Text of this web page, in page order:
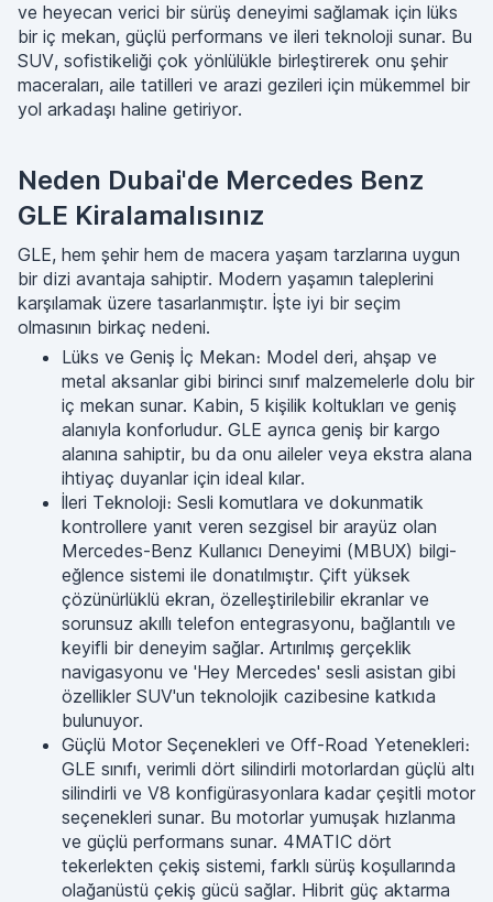
ve heyecan verici bir sürüş deneyimi sağlamak için lüks
bir iç mekan, güçlü performans ve ileri teknoloji sunar. Bu
SUV, sofistikeliği çok yönlülükle birleştirerek onu şehir
maceraları, aile tatilleri ve arazi gezileri için mükemmel bir
yol arkadaşı haline getiriyor.
Neden Dubai'de Mercedes Benz
GLE Kiralamalısınız
GLE, hem şehir hem de macera yaşam tarzlarına uygun
bir dizi avantaja sahiptir. Modern yaşamın taleplerini
karşılamak üzere tasarlanmıştır. İşte iyi bir seçim
olmasının birkaç nedeni.
Lüks ve Geniş İç Mekan։ Model deri, ahşap ve
metal aksanlar gibi birinci sınıf malzemelerle dolu bir
iç mekan sunar. Kabin, 5 kişilik koltukları ve geniş
alanıyla konforludur. GLE ayrıca geniş bir kargo
alanına sahiptir, bu da onu aileler veya ekstra alana
ihtiyaç duyanlar için ideal kılar.
İleri Teknoloji։ Sesli komutlara ve dokunmatik
kontrollere yanıt veren sezgisel bir arayüz olan
Mercedes-Benz Kullanıcı Deneyimi (MBUX) bilgi-
eğlence sistemi ile donatılmıştır. Çift yüksek
çözünürlüklü ekran, özelleştirilebilir ekranlar ve
sorunsuz akıllı telefon entegrasyonu, bağlantılı ve
keyifli bir deneyim sağlar. Artırılmış gerçeklik
navigasyonu ve 'Hey Mercedes' sesli asistan gibi
özellikler SUV'un teknolojik cazibesine katkıda
bulunuyor.
Güçlü Motor Seçenekleri ve Off-Road Yetenekleri։
GLE sınıfı, verimli dört silindirli motorlardan güçlü altı
silindirli ve V8 konfigürasyonlara kadar çeşitli motor
seçenekleri sunar. Bu motorlar yumuşak hızlanma
ve güçlü performans sunar. 4MATIC dört
tekerlekten çekiş sistemi, farklı sürüş koşullarında
olağanüstü çekiş gücü sağlar. Hibrit güç aktarma